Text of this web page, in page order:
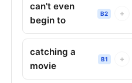
can't even
begin to
B2 +
catching a
movie
B1 +